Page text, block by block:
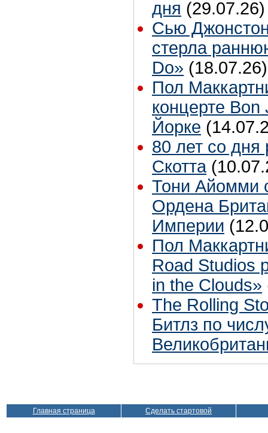
дня (29.07.26)
Сью
стерла
Do» (18.07.26)
Пол
концерте
Йорке
80 лет со
Скотта
Тони Айомми
Ордена
Империи
Пол
Road Studios
in the Clouds»
The Rolling
Битлз по
Главная страница Сделать стартовой